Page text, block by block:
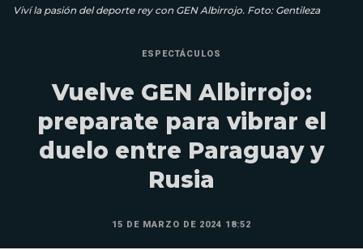
Viví la pasión del deporte rey con GEN Albirrojo. Foto: Gentileza
ESPECTÁCULOS
Vuelve GEN Albirrojo:
preparate para vibrar el
duelo entre Paraguay y
Rusia
15 DE MARZO DE 2024 18:52